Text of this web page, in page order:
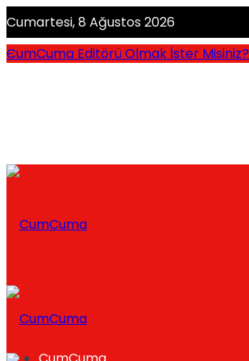
Cumartesi, 8 Ağustos 2026
CumCuma Editörü Olmak İster Misiniz?